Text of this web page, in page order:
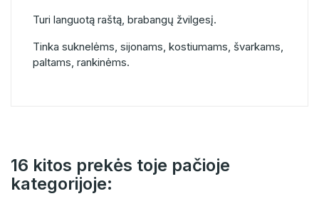
Turi languotą raštą, brabangų žvilgesį.
Tinka suknelėms, sijonams, kostiumams, švarkams,
paltams, rankinėms.
16 kitos prekės toje pačioje
kategorijoje: